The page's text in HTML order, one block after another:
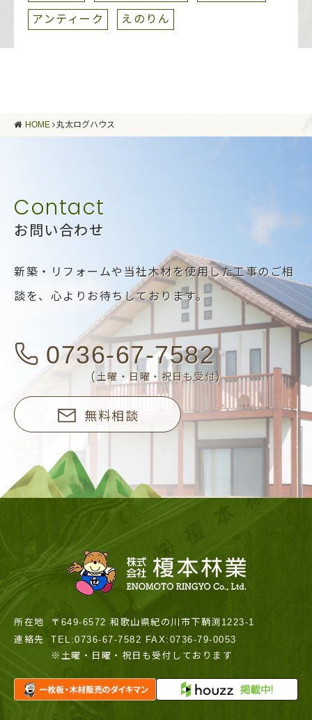
アンティーク
えのりん
HOME 丸太ログハウス
お問い合わせ
新築・リフォームや当社木材を使用した工事のご相
談を、 心よりお待ちしております。
0736-67-7582
(土曜・日曜・祝日も受付)
無料相談
所在地
〒649-6572 和歌山県紀の川市下鞆渕1223-1
連絡先
TEL:0736-67-7582 FAX:0736-79-0053
※土曜・日曜・祝日も受付しております